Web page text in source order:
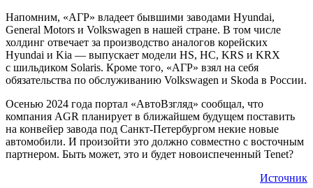
Напомним, «АГР» владеет бывшими заводами Hyundai,
General Motors и Volkswagen в нашей стране. В том числе
холдинг отвечает за производство аналогов корейских
Hyundai и Kia — выпускает модели HS, HC, KRS и KRX
с шильдиком Solaris. Кроме того, «АГР» взял на себя
обязательства по обслуживанию Volkswagen и Skoda в России.
Осенью 2024 года портал «АвтоВзгляд» сообщал, что
компания AGR планирует в ближайшем будущем поставить
на конвейер завода под Санкт-Петербургом некие новые
автомобили. И произойти это должно совместно с восточным
партнером. Быть может, это и будет новоиспеченный Tenet?
Источник